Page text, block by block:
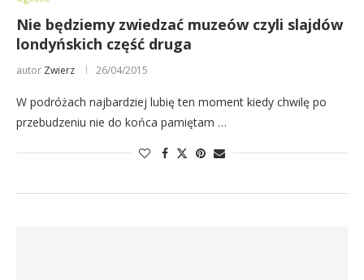
Nie będziemy zwiedzać muzeów czyli slajdów
londyńskich część druga
autor Zwierz 26/04/2015
W podróżach najbardziej lubię ten moment kiedy chwilę po
przebudzeniu nie do końca pamiętam …